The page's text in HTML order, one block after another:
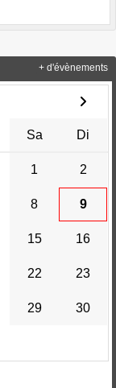
Sa Di
1 2
8 9
15 16
22 23
29 30
+ d'évènements